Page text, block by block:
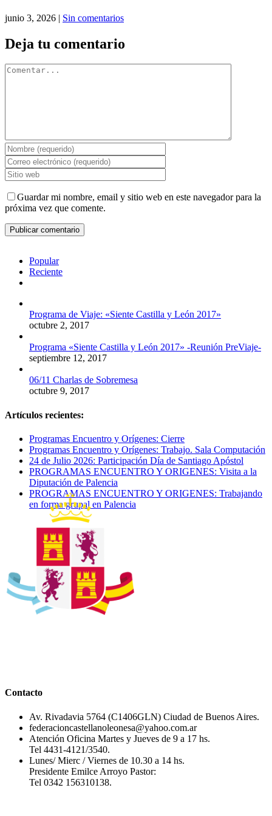
junio 3, 2026 | Sin comentarios
Deja tu comentario
Comentar
Guardar mi nombre, email y sitio web en este navegador para la
próxima vez que comente.
Popular
Reciente
Programa de Viaje: «Siente Castilla y León 2017»
octubre 2, 2017
Programa «Siente Castilla y León 2017» -Reunión PreViaje-
septiembre 12, 2017
06/11 Charlas de Sobremesa
octubre 9, 2017
Artículos recientes:
Programas Encuentro y Orígenes: Cierre
Programas Encuentro y Orígenes: Trabajo. Sala Computación
24 de Julio 2026: Participación Día de Santiago Apóstol
PROGRAMAS ENCUENTRO Y ORIGENES: Visita a la
Diputación de Palencia
PROGRAMAS ENCUENTRO Y ORIGENES: Trabajando
en forma grupal en Palencia
Contacto
Av. Rivadavia 5764 (C1406GLN) Ciudad de Buenos Aires.
federacioncastellanoleonesa@yahoo.com.ar
Atención Oficina Martes y Jueves de 9 a 17 hs.
Tel 4431-4121/3540.
Lunes/ Mierc / Viernes de 10.30 a 14 hs.
Presidente Emilce Arroyo Pastor:
Tel 0342 156310138.